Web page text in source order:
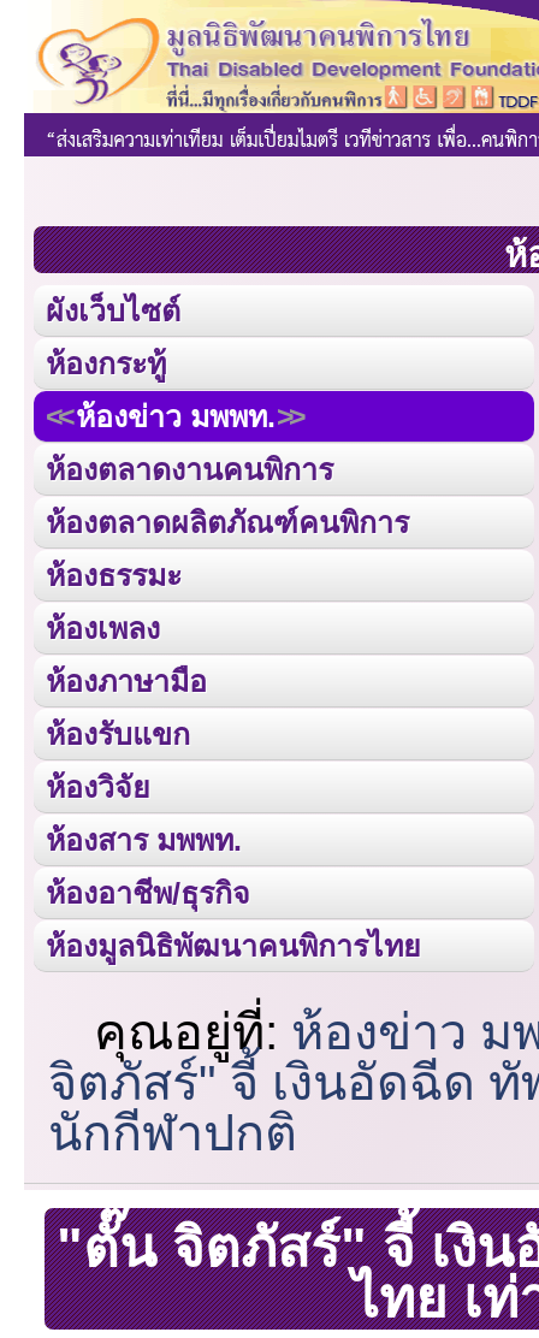
ห้
ผังเว็บไซต์
ห้องกระทู้
ห้องข่าว มพพท.
ห้องตลาดงานคนพิการ
ห้องตลาดผลิตภัณฑ์คนพิการ
ห้องธรรมะ
ห้องเพลง
ห้องภาษามือ
ห้องรับแขก
ห้องวิจัย
ห้องสาร มพพท.
ห้องอาชีพ/ธุรกิจ
ห้องมูลนิธิพัฒนาคนพิการไทย
คุณอยู่ที่: ห้องข่าว ม
จิตภัสร์" จี้ เงินอัดฉีด
นักกีฬาปกติ
"ตั๊น จิตภัสร์" จี้ เงิ
ไทย เ